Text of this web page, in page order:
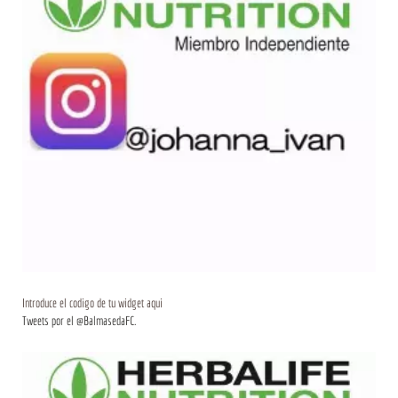
Introduce el codigo de tu widget aqui
Tweets por el @BalmasedaFC.